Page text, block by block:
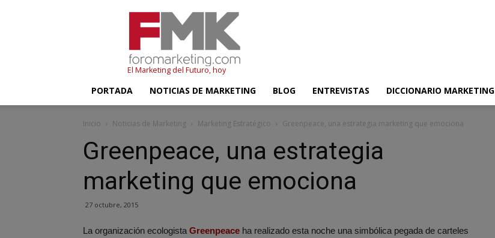
El Marketing del Futuro, hoy
PORTADA NOTICIAS DE MARKETING BLOG ENTREVISTAS DICCIONARIO MARKETING
Inicio Noticias de Marketing Marketing Estratégico Greenpeace, una estrategia marketing que emociona
Greenpeace, una estrategia
marketing que emociona
27 octubre, 2015
La organización ecologista Greenpeace ha realizado esta noche una simbólica pegada de carteles